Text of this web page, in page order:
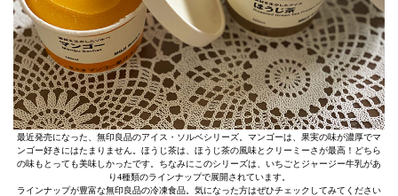
最近発売になった、無印良品のアイス・ソルベシリーズ。マンゴーは、果実の味が濃厚でマ
ンゴー好きにはたまりません。ほうじ茶は、ほうじ茶の風味とクリーミーさが最高！どちら
の味もとっても美味しかったです。ちなみにこのシリーズは、いちごとジャージー牛乳があ
り4種類のラインナップで展開されています。
ラインナップが豊富な無印良品の冷凍食品。気になった方はぜひチェックしてみてください